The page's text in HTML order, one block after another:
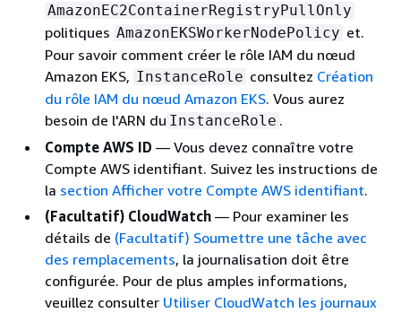
AmazonEC2ContainerRegistryPullOnly
politiques AmazonEKSWorkerNodePolicy et.
Pour savoir comment créer le rôle IAM du nœud
Amazon EKS, InstanceRole consultez Création
du rôle IAM du nœud Amazon EKS. Vous aurez
besoin de l'ARN du InstanceRole .
Compte AWS ID — Vous devez connaître votre
Compte AWS identifiant. Suivez les instructions de
la section Afficher votre Compte AWS identifiant.
(Facultatif) CloudWatch — Pour examiner les
détails de (Facultatif) Soumettre une tâche avec
des remplacements, la journalisation doit être
configurée. Pour de plus amples informations,
veuillez consulter Utiliser CloudWatch les journaux